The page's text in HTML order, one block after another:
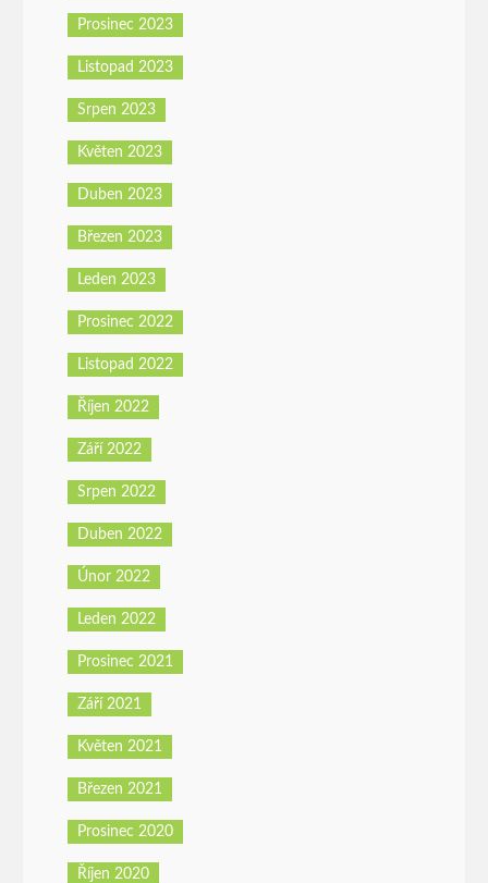
Prosinec 2023
Listopad 2023
Srpen 2023
Květen 2023
Duben 2023
Březen 2023
Leden 2023
Prosinec 2022
Listopad 2022
Říjen 2022
Září 2022
Srpen 2022
Duben 2022
Únor 2022
Leden 2022
Prosinec 2021
Září 2021
Květen 2021
Březen 2021
Prosinec 2020
Říjen 2020